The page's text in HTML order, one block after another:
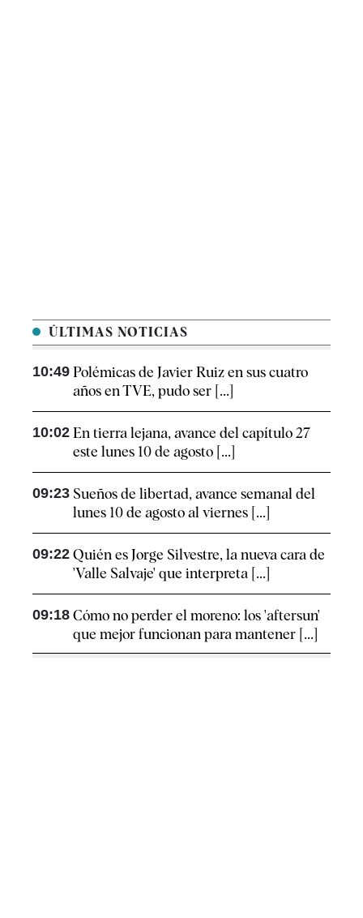
ÚLTIMAS NOTICIAS
10:49 Polémicas de Javier Ruiz en sus cuatro
años en TVE, pudo ser [...]
10:02 En tierra lejana, avance del capítulo 27
este lunes 10 de agosto [...]
09:23 Sueños de libertad, avance semanal del
lunes 10 de agosto al viernes [...]
09:22 Quién es Jorge Silvestre, la nueva cara de
'Valle Salvaje' que interpreta [...]
09:18 Cómo no perder el moreno: los 'aftersun'
que mejor funcionan para mantener [...]